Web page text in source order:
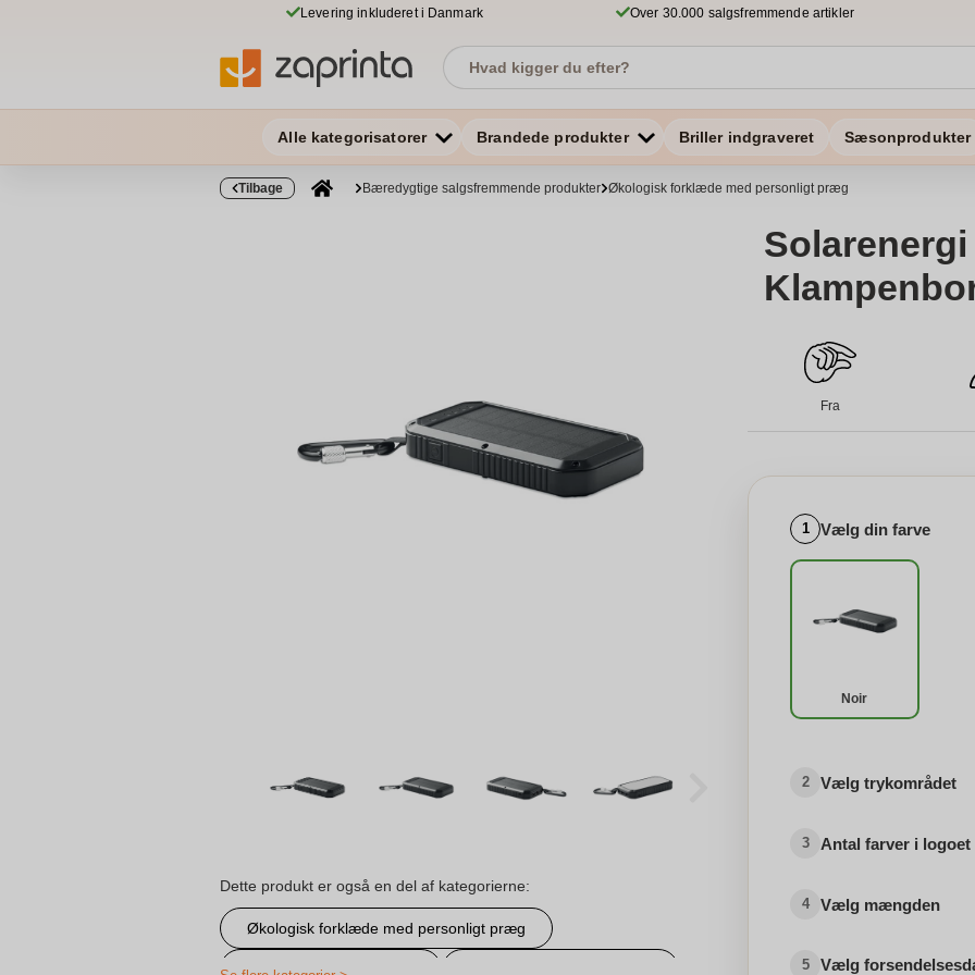
Levering inkluderet i Danmark Over 30.000 salgsfremmende artikler
Alle kategorisatorer Brandede produkter Briller indgraveret Sæsonprodukter
Tilbage Bæredygtige salgsfremmende produkter Økologisk forklæde med personligt præg
Dette produkt er også en del af kategorierne:
Økologisk forklæde med personligt præg
Personlige energiartikler
Fra
1 Vælg din farve
Noir
2 Vælg trykområdet
3 Antal farver i logoet
4 Vælg mængden
5 Vælg